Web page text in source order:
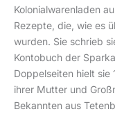
Kolonialwarenladen
Rezepte, die, wie es
wurden. Sie schrieb
Kontobuch der
Doppelseiten hielt
ihrer Mutter und
Bekannten aus